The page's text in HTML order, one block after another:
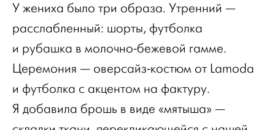
У жениха было три образа. Утренний —
расслабленный: шорты, футболка
и рубашка в молочно-бежевой гамме.
Церемония — оверсайз-костюм от Lamoda
и футболка с акцентом на фактуру.
Я добавила брошь в виде «мятыша» —